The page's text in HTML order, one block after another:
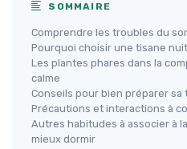
SOMMAIRE
Comprendre les troubles du
Pourquoi choisir une tisane
Les plantes phares dans la
calme
Conseils pour bien préparer sa
Précautions et interactions à
Autres habitudes à associer à
mieux dormir